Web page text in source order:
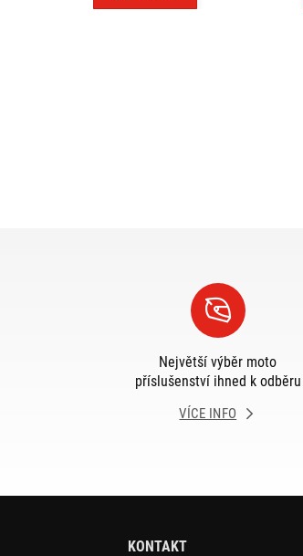
Největší výběr moto
příslušenství ihned k odběru
VÍCE INFO
KONTAKT